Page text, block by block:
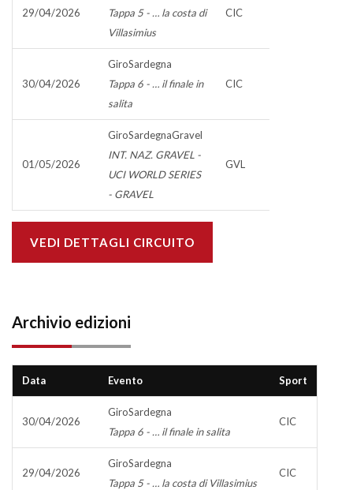
29/04/2026
Tappa 5 - … la costa di
Villasimius
CIC
30/04/2026
GiroSardegna
Tappa 6 - … il finale in
salita
CIC
01/05/2026
GiroSardegnaGravel
INT. NAZ. GRAVEL -
UCI WORLD SERIES
- GRAVEL
GVL
VEDI DETTAGLI CIRCUITO
Archivio edizioni
Data Evento Sport
30/04/2026
GiroSardegna
Tappa 6 - … il finale in salita
CIC
29/04/2026
GiroSardegna
Tappa 5 - … la costa di Villasimius
CIC